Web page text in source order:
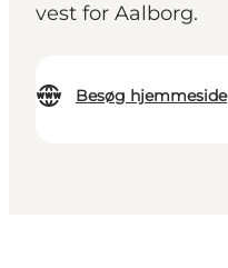
vest for Aalborg.
Besøg hjemmeside